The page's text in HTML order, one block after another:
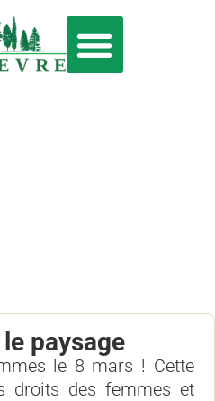
paysage
le 8 mars ! Cette
droits des femmes et